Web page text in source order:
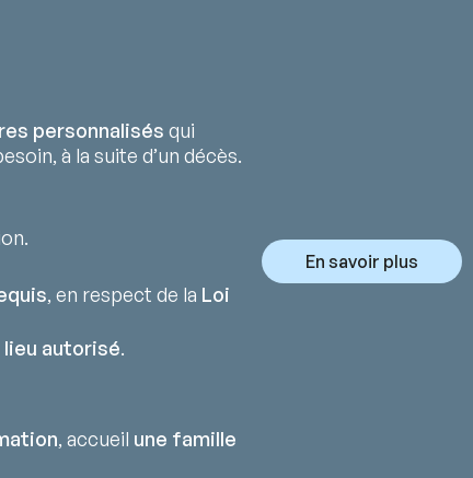
personnalisés qui
à la suite d’un décès.
, en respect de la Loi
autorisé.
, accueil une famille
En savoir plus